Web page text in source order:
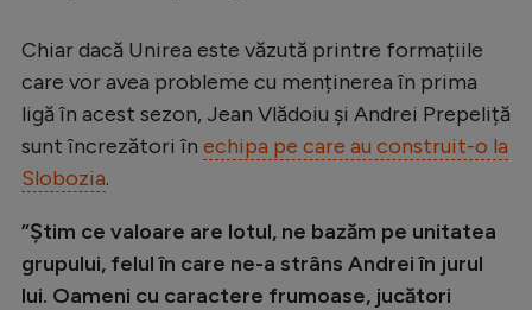
Tenis
Natație
Formula 1
Chiar dacă Unirea este văzută printre formațiile
care vor avea probleme cu menținerea în prima
ligă în acest sezon, Jean Vlădoiu și Andrei Prepeliță
sunt încrezători în echipa pe care au construit-o la
Slobozia.
”Ştim ce valoare are lotul, ne bazăm pe unitatea
grupului, felul în care ne-a strâns Andrei în jurul
lui. Oameni cu caractere frumoase, jucători